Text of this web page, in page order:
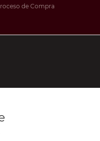
de Compra